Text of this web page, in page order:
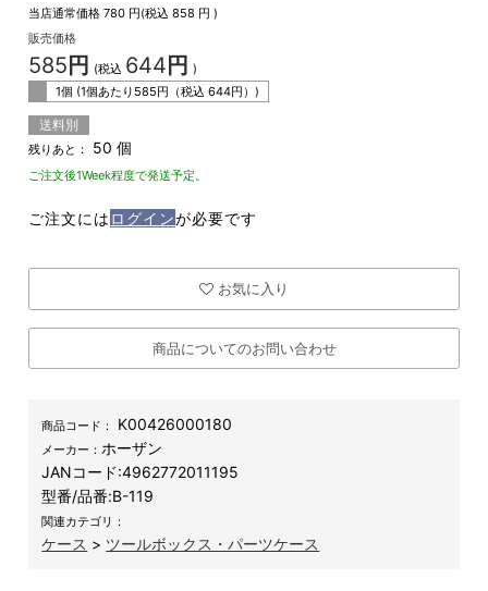
当店通常価格 780 円(税込858 円 )
販売価格
585 円 (税込 644 円 )
1個 (1個あたり 585円（税込644円）)
送料別
残りあと： 50 個
ご注文後1Week程度で発送予定。
ご注文には ログインが必要です
お気に入り
商品についてのお問い合わせ
商品コード： K00426000180
メーカー：ホーザン
JANコード:4962772011195
型番/品番:B-119
関連カテゴリ：
ケース > ツールボックス・パーツケース